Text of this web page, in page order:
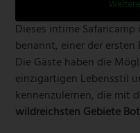
Dieses intime
benannt, einer der
Die Gäste haben die
einzigartigen Lebensstil
kennenzulernen, die mit
wildreichsten Gebiete